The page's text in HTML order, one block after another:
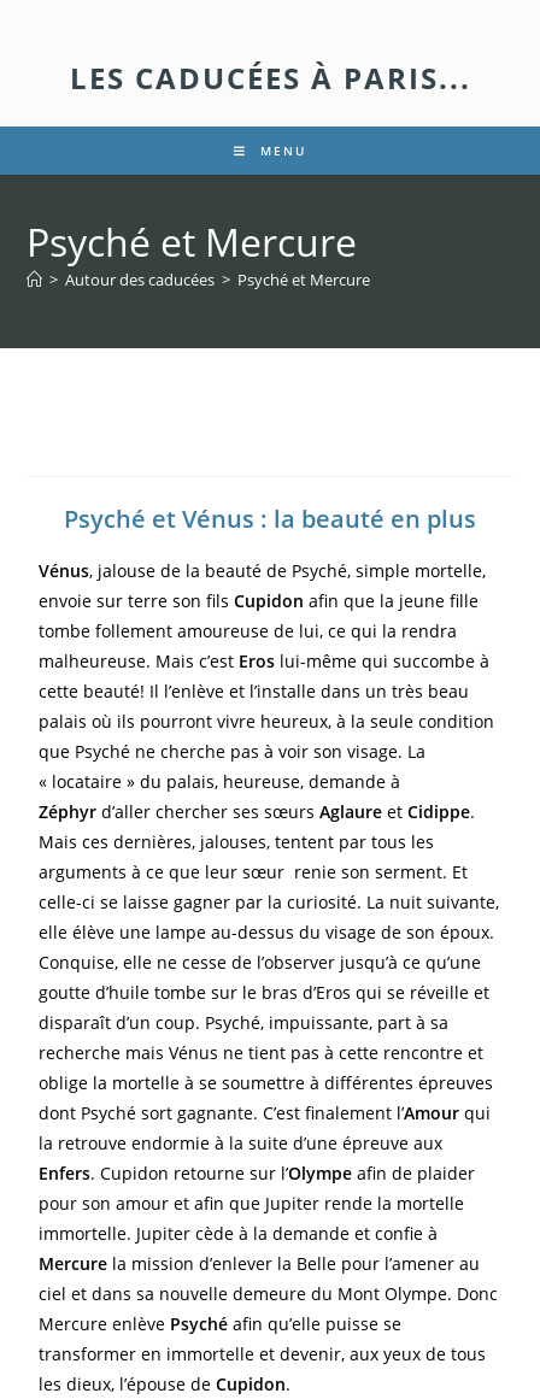
LES CADUCÉES À PARIS...
MENU
Psyché et Mercure
> Autour des caducées > Psyché et Mercure
Psyché et Vénus : la beauté en plus
Vénus, jalouse de la beauté de Psyché, simple mortelle,
envoie sur terre son filsCupidon afin que la jeune fille
tombe follement amoureuse de lui, ce qui la rendra
malheureuse. Mais c’est Eros lui-même qui succombe à
cette beauté! Il l’enlève et l’installe dans un très beau
palais où ils pourront vivre heureux, à la seule condition
que Psyché ne cherche pas à voir son visage. La
« locataire » du palais, heureuse, demande à
Zéphyr d’aller chercher ses sœursAglaure etCidippe.
Mais ces dernières, jalouses, tentent par tous les
arguments à ce que leur sœur renie son serment. Et
celle-ci se laisse gagner par la curiosité. La nuit suivante,
elle élève une lampe au-dessus du visage de son époux.
Conquise, elle ne cesse de l’observer jusqu’à ce qu’une
goutte d’huile tombe sur le bras d’Eros qui se réveille et
disparaît d’un coup. Psyché, impuissante, part à sa
recherche mais Vénus ne tient pas à cette rencontre et
oblige la mortelle à se soumettre à différentes épreuves
dont Psyché sort gagnante. C’est finalement l’Amour qui
la retrouve endormie à la suite d’une épreuve aux
Enfers. Cupidon retourne sur l’Olympe afin de plaider
pour son amour et afin que Jupiter rende la mortelle
immortelle. Jupiter cède à la demande et confie à
Mercure la mission d’enlever la Belle pour l’amener au
ciel et dans sa nouvelle demeure du Mont Olympe. Donc
Mercure enlève Psyché afin qu’elle puisse se
transformer en immortelle et devenir, aux yeux de tous
les dieux, l’épouse deCupidon.